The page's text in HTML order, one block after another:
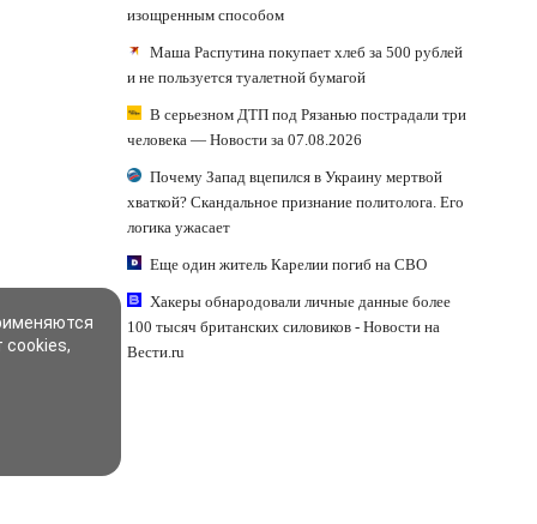
изощренным способом
Маша Распутина покупает хлеб за 500 рублей
и не пользуется туалетной бумагой
В серьезном ДТП под Рязанью пострадали три
человека — Новости за 07.08.2026
Почему Запад вцепился в Украину мертвой
хваткой? Скандальное признание политолога. Его
логика ужасает
Еще один житель Карелии погиб на СВО
Хакеры обнародовали личные данные более
100 тысяч британских силовиков - Новости на
Вести.ru
cookies,